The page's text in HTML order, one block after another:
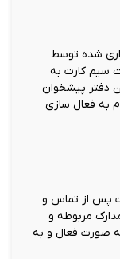
شده توسط
سیم کارت به
دفتر پیشخوان
به فعال سازی
پس از تماس و
مربوطه و
صورت فعال و به